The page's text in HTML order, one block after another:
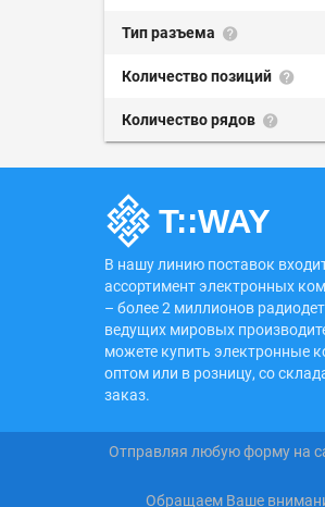
Тип разъема
Количество позиций
Количество рядов
В нашу линию поставок
ассортимент электронных
– более 2 миллионов
ведущих мировых
можете купить электронные
оптом или в розницу, со
заказ.
Отправляя любую форму на
Обращаем Ваше